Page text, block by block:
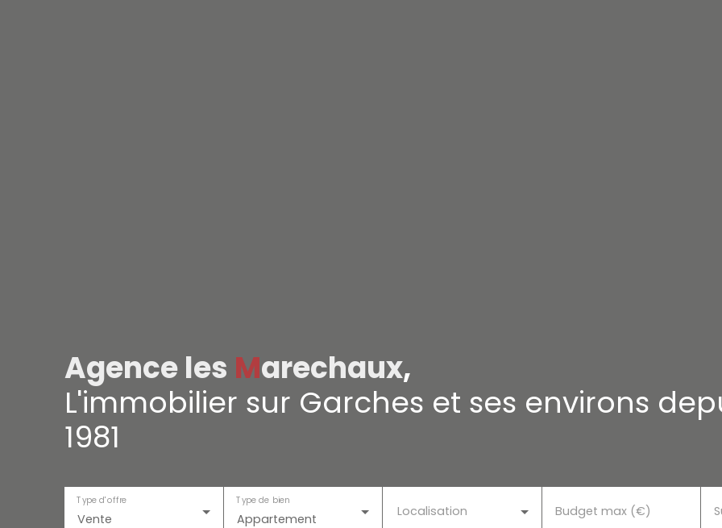
Agence les Marechaux,
L'immobilier sur Garches et ses environs
1981
Vente
Type d'offre
Appartement
Type de bien
Localisation Budget max (€)